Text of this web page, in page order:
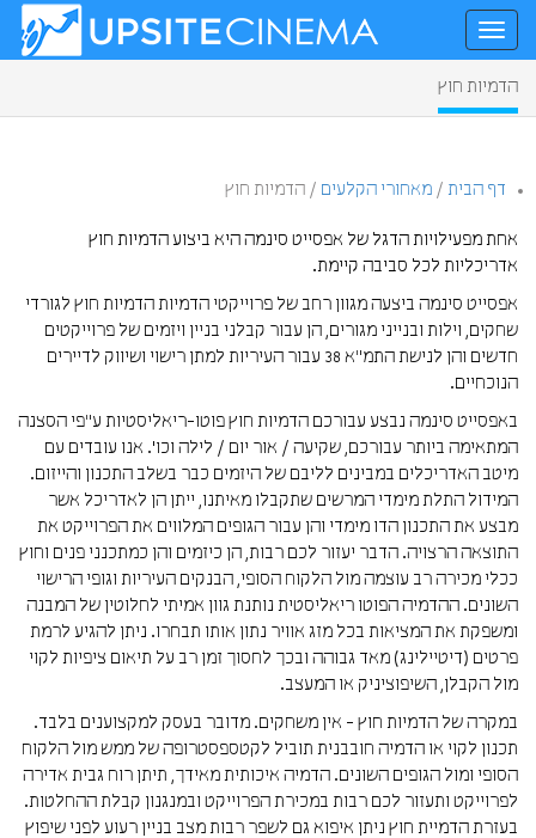
הדמיות חוץ
דף הבית / מאחורי הקלעים / הדמיות חוץ
אחת מפעילויות הדגל של אפסייט סינמה היא ביצוע הדמיות חוץ
אדריכליות לכל סביבה קיימת.
אפסייט סינמה ביצעה מגוון רחב של פרוייקטי הדמיות הדמיות חוץ לגורדי
שחקים, וילות ובנייני מגורים, הן עבור קבלני בניין ויזמים של פרוייקטים
חדשים והן לנישת התמ"א 38 עבור העיריות למתן רישוי ושיווק לדיירים
הנוכחיים.
באפסייט סינמה נבצע עבורכם הדמיות חוץ פוטו-ריאליסטיות ע"פי הסצנה
המתאימה ביותר עבורכם, שקיעה / אור יום / לילה וכו'. אנו עובדים עם
מיטב האדריכלים במבינים לליבם של היזמים כבר בשלב התכנון והייזום.
המידול התלת מימדי המרשים שתקבלו מאיתנו, ייתן הן לאדריכל אשר
מבצע את התכנון הדו מימדי והן עבור הגופים המלווים את הפרוייקט את
התוצאה הרצויה. הדבר יעזור לכם רבות, הן כיזמים והן כמתכנני פנים וחוץ
ככלי מכירה רב עוצמה מול הלקוח הסופי, הבנקים העיריות וגופי הרישוי
השונים. ההדמיה הפוטו ריאליסטית נותנת גוון אמיתי לחלוטין של המבנה
ומשפקת את המציאות בכל מזג אוויר נתון אותו תבחרו. ניתן להגיע לרמת
פרטים (דיטיילינג) מאד גבוהה ובכך לחסוך זמן רב על תיאום ציפיות לקוי
מול הקבלן, השיפוציניק או המעצב.
במקרה של הדמיות חוץ - אין משחקים. מדובר בעסק למקצוענים בלבד.
תכנון לקוי או הדמיה חובבנית תוביל לקטספסטרופה של ממש מול הלקוח
הסופי ומול הגופים השונים. הדמיה איכותית מאידך, תיתן רוח גבית אדירה
לפרוייקט ותעזור לכם רבות במכירת הפרוייקט ובמנגנון קבלת ההחלטות.
בעזרת הדמיית חוץ ניתן איפוא גם לשפר רבות מצב בניין רעוע לפני שיפוץ